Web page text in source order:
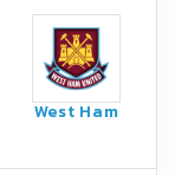
West Ham